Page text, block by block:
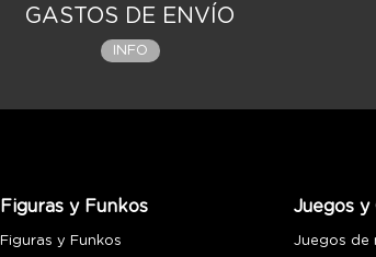
GASTOS DE ENVÍO
INFO
Figuras y Funkos
Figuras y Funkos
Juegos y
Juegos de